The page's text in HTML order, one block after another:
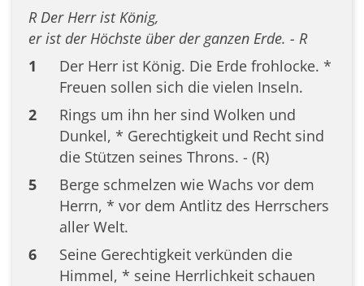
R Der Herr ist König,
er ist der Höchste über der ganzen Erde. - R
1
Der Herr ist König. Die Erde frohlocke. *
Freuen sollen sich die vielen Inseln.
2
Rings um ihn her sind Wolken und
Dunkel, * Gerechtigkeit und Recht sind
die Stützen seines Throns. - (R)
5
Berge schmelzen wie Wachs vor dem
Herrn, * vor dem Antlitz des Herrschers
aller Welt.
6
Seine Gerechtigkeit verkünden die
Himmel, * seine Herrlichkeit schauen